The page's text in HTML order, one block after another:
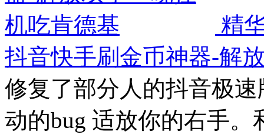
精
抖音快手刷金币神器-解
修复了部分人的抖音极
动的bug 适放你的右手